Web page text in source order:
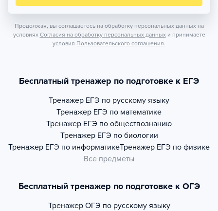
Продолжая, вы соглашаетесь на обработку персональных данных на
условиях Согласия на обработку персональных данных и принимаете
условия Пользовательского соглашения.
Бесплатный тренажер по подготовке к ЕГЭ
Тренажер ЕГЭ по русскому языку
Тренажер ЕГЭ по математике
Тренажер ЕГЭ по обществознанию
Тренажер ЕГЭ по биологии
Тренажер ЕГЭ по информатикеТренажер ЕГЭ по физике
Все предметы
Бесплатный тренажер по подготовке к ОГЭ
Тренажер ОГЭ по русскому языку